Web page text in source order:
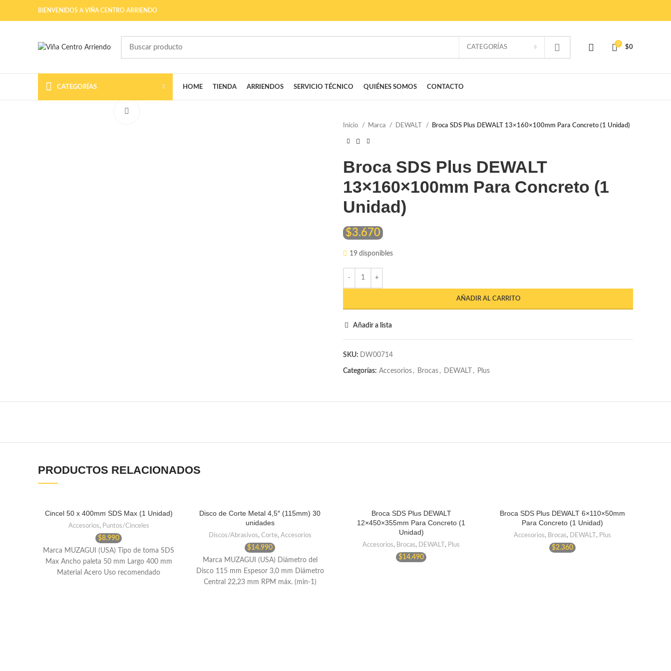
BIENVENIDOS A VIÑA CENTRO ARRIENDO
CATEGORÍAS
0
$0
CATEGORÍAS HOME TIENDA ARRIENDOS SERVICIO TÉCNICO QUIÉNES SOMOS CONTACTO
Inicio Marca DEWALT Broca SDS Plus DEWALT 13×160×100mm Para Concreto (1 Unidad)
Broca SDS Plus DEWALT
13×160×100mm Para Concreto (1
Unidad)
$3.670
19 disponibles
AÑADIR AL CARRITO
Añadir a lista
SKU: DW00714
Categorías: Accesorios , Brocas , DEWALT , Plus
PRODUCTOS RELACIONADOS
Cincel 50 x 400mm SDS Max (1 Unidad)
Accesorios, Puntos/Cinceles
$8.990
Marca MUZAGUI (USA) Tipo de toma SDS
Max Ancho paleta 50 mm Largo 400 mm
Material Acero Uso recomendado
Disco de Corte Metal 4,5″ (115mm) 30
unidades
Discos/Abrasivos, Corte, Accesorios
$14.990
Marca MUZAGUI (USA) Diámetro del
Disco 115 mm Espesor 3,0 mm Diámetro
Central 22,23 mm RPM máx. (min-1)
Broca SDS Plus DEWALT
12×450×355mm Para Concreto (1
Unidad)
Accesorios, Brocas, DEWALT , Plus
$14.490
Broca SDS Plus DEWALT 6×110×50mm
Para Concreto (1 Unidad)
Accesorios, Brocas, DEWALT , Plus
$2.360